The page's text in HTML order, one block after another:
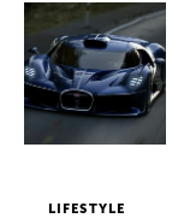
LIFESTYLE